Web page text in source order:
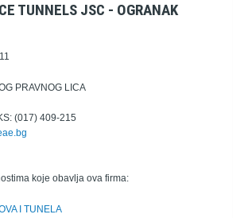
TUNNELS JSC - OGRANAK
PRAVNOG LICA
(017) 409-215
koje obavlja ova firma:
I TUNELA